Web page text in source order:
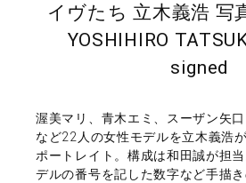
イヴたち 立木義浩 写
YOSHIHIRO
signed
渥美マリ、青木エミ、スーザン矢
など22人の女性モデルを立木義浩
ポートレイト。構成は和田誠が担
デルの番号を記した数字など手描